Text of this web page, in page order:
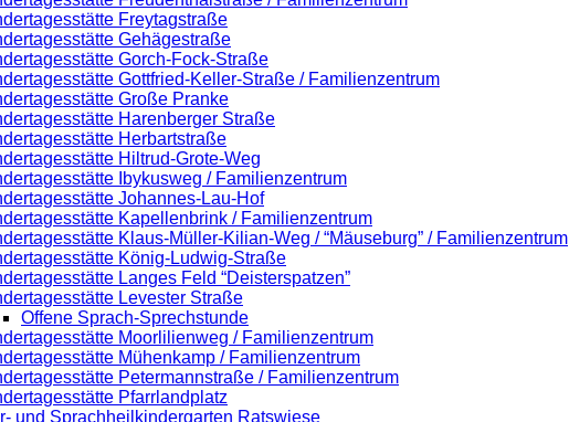
Freytagstraße
Gehägestraße
Gorch-Fock-Straße
Gottfried-Keller-Straße / Familienzentrum
Große Pranke
Harenberger Straße
Herbartstraße
Hiltrud-Grote-Weg
Ibykusweg / Familienzentrum
Johannes-Lau-Hof
Kapellenbrink / Familienzentrum
Klaus-Müller-Kilian-Weg / “Mäuseburg” / Familienzentrum
König-Ludwig-Straße
Langes Feld “Deisterspatzen”
Levester Straße
Offene Sprach-Sprechstunde
Moorlilienweg / Familienzentrum
Mühenkamp / Familienzentrum
Petermannstraße / Familienzentrum
Pfarrlandplatz
und Sprachheilkindergarten Ratswiese